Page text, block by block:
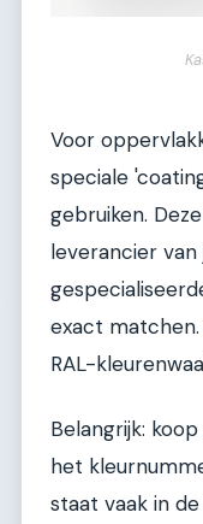
Voor
speciale
gebruiken.
leverancier
exact
RAL-
Belangrijk:
het
staat vaak in